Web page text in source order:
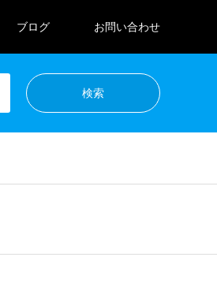
ブログ お問い合わせ